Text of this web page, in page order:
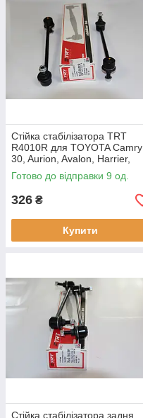
Стійка стабілізатора TRT
R4010R для TOYOTA Camry
30, Aurion, Avalon, Harrier,
Highlander, Kluger, Venza,
LEXUS ES 250, ES 300, ES
Готово до відправки 9 од.
326 ₴
Купити
Стійка стабілізатора задня